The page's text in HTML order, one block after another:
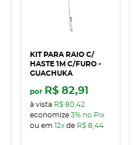
KIT PARA RAIO C/
HASTE 1M C/FURO -
GUACHUKA
por R$ 82,91
à vista R$ 80,42
economize3% no Pix
ou em
12x de R$ 8,44